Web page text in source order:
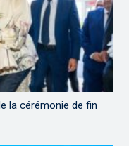
la cérémonie de fin